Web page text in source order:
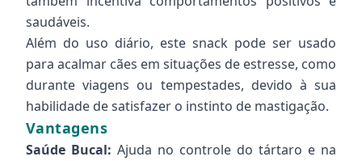
saudáveis.
Além do uso diário, este snack pode ser usado
para acalmar cães em situações de estresse, como
durante viagens ou tempestades, devido à sua
habilidade de satisfazer o instinto de mastigação.
Vantagens
Saúde Bucal: Ajuda no controle do tártaro e na